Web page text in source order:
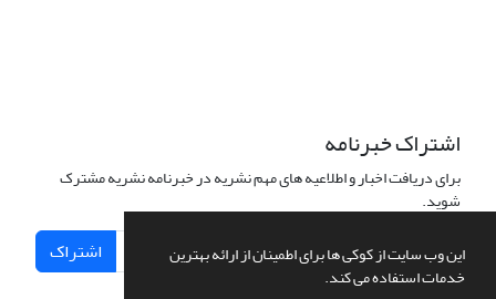
این وب سایت از کوکی ها برای اطمینان از ارائه بهترین
خدمات استفاده می کند.
اشتراک خبرنامه
برای دریافت اخبار و اطلاعیه های مهم نشریه در خبرنامه نشریه مشترک
شوید.
اشتراک